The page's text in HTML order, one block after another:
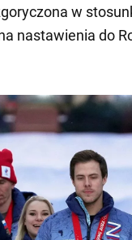
w
nastawienia do